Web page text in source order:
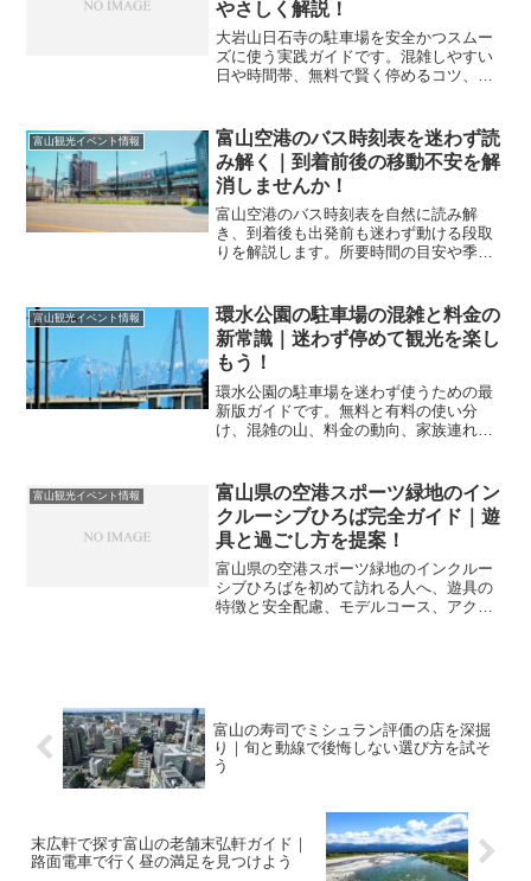
やさしく解説！
大岩山日石寺の駐車場を安全かつスムー
ズに使う実践ガイドです。混雑しやすい
日や時間帯、無料で賢く停めるコツ、冬
します。
富山観光イベント情報
富山空港のバス時刻表を迷わず読
み解く｜到着前後の移動不安を解
消しませんか！
富山空港のバス時刻表を自然に読み解
き、到着後も出発前も迷わず動ける段取
りを解説します。所要時間の目安や季節
富山観光イベント情報
環水公園の駐車場の混雑と料金の
新常識｜迷わず停めて観光を楽し
もう！
環水公園の駐車場を迷わず使うための最
新版ガイドです。無料と有料の使い分
け、混雑の山、料金の動向、家族連れの
富山観光イベント情報
富山県の空港スポーツ緑地のイン
クルーシブひろば完全ガイド｜遊
具と過ごし方を提案！
富山県の空港スポーツ緑地のインクルー
シブひろばを初めて訪れる人へ、遊具の
特徴と安全配慮、モデルコース、アクセ
介します。
富山の寿司でミシュラン評価の店を深掘
り｜旬と動線で後悔しない選び方を試そ
う
末広軒で探す富山の老舗末弘軒ガイド｜
路面電車で行く昼の満足を見つけよう